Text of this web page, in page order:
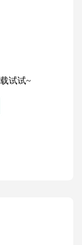
试试~